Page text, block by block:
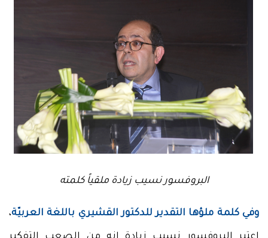
البروفسور نسيب زيادة ملقياً كلمته
وفي كلمة ملؤها التقدير للدكتور القشيري باللغة العربيّة،